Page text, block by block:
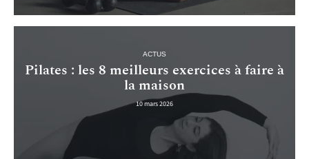
ACTUS
Pilates : les 8 meilleurs exercices à faire à
la maison
10 mars 2026